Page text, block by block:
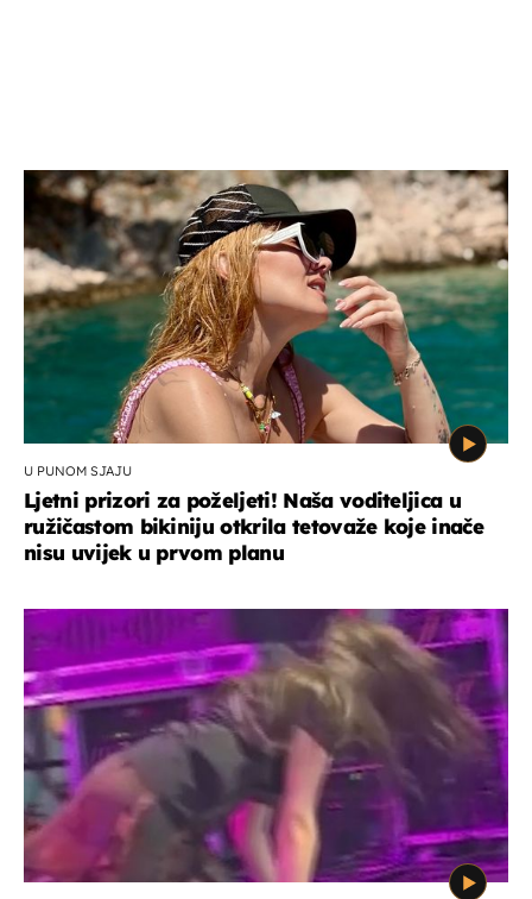
U PUNOM SJAJU
Ljetni prizori za poželjeti! Naša voditeljica u
ružičastom bikiniju otkrila tetovaže koje inače
nisu uvijek u prvom planu